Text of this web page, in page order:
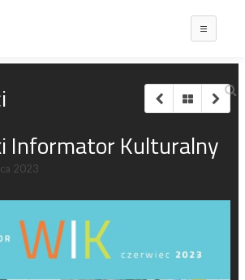
Informator Kulturalny
2023